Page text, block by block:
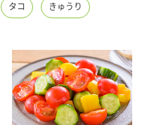
タコ きゅうり